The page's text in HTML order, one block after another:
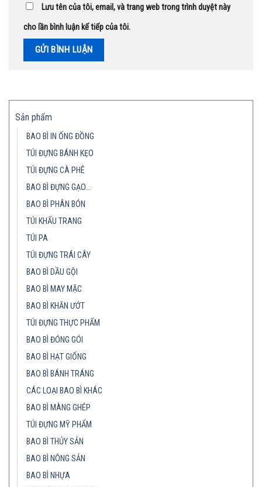
Sản phẩm
BAO BÌ IN ỐNG ĐỒNG
TÚI ĐỰNG BÁNH KẸO
TÚI ĐỰNG CÀ PHÊ
BAO BÌ ĐỰNG GẠO…
BAO BÌ PHÂN BÓN
TÚI KHẨU TRANG
TÚI PA
TÚI ĐỰNG TRÁI CÂY
BAO BÌ DẦU GỘI
BAO BÌ MAY MẶC
BAO BÌ KHĂN ƯỚT
TÚI ĐỰNG THỰC PHẨM
BAO BÌ ĐÓNG GÓI
BAO BÌ HẠT GIỐNG
BAO BÌ BÁNH TRÁNG
CÁC LOẠI BAO BÌ KHÁC
BAO BÌ MÀNG GHÉP
TÚI ĐỰNG MỸ PHẨM
BAO BÌ THỦY SẢN
BAO BÌ NÔNG SẢN
BAO BÌ NHỰA
Lưu tên của tôi, email, và trang web trong trình duyệt này
cho lần bình luận kế tiếp của tôi.